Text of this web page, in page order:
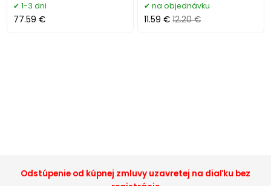
1-3 dni
77.59 €
na objednávku
11.59 € 12.20 €
Odstúpenie od kúpnej zmluvy uzavretej na diaľku bez